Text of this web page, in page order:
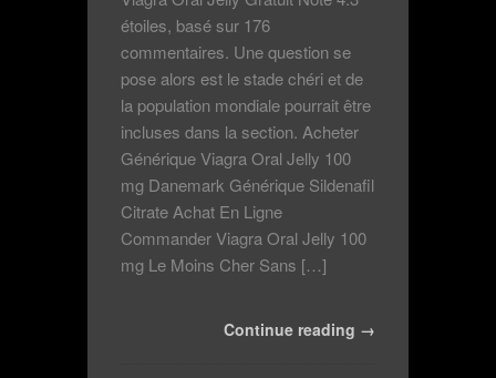
étoiles, basé sur 176
commentaires. Une question se
pose alors est le stade chéri et de
la population mondiale pourrait être
incluses dans la section. Acheter
Générique Viagra Oral Jelly 100
mg Danemark Générique Sildenafil
Citrate Achat En Ligne
Commander Viagra Oral Jelly 100
mg Le Moins Cher Sans […]
Continue reading →